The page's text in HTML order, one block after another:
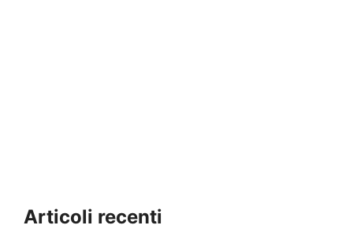
Articoli recenti